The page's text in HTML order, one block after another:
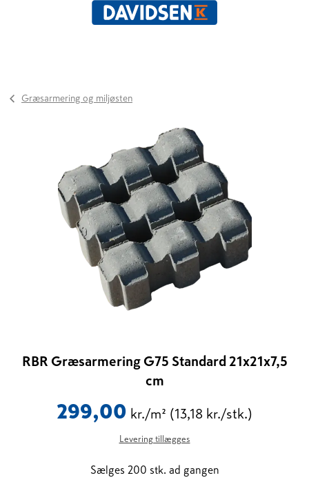
Græsarmering og miljøsten
RBR Græsarmering G75 Standard 21x21x7,5
cm
299,00 kr./m² (13,18 kr./stk.)
Levering tillægges
Sælges 200 stk. ad gangen